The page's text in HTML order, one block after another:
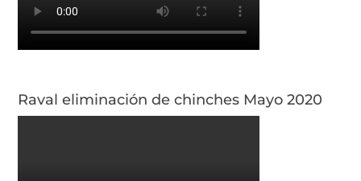
Raval eliminación de chinches Mayo 2020